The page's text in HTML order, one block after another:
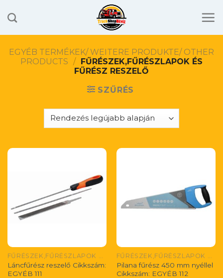
to
EGYÉB TERMÉKEK/ WEITERE PRODUKTE/ OTHER
PRODUCTS / FŰRÉSZEK,FŰRÉSZLAPOK ÉS
FŰRÉSZ RESZELŐ
SZŰRÉS
FŰRÉSZEK,FŰRÉSZLAPOK ÉS FŰRÉSZ RESZELŐ
Láncfűrész reszelő Cikkszám:
EGYÉB 111
FŰRÉSZEK,FŰRÉSZLAPOK ÉS FŰRÉSZ RESZELŐ
Pilana fűrész 450 mm nyéllel
Cikkszám: EGYÉB 112